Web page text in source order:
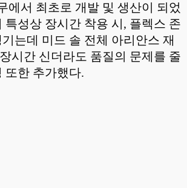
에서 최초로 개발 및 생산이 되었
특성상 장시간 착용 시, 플렉스 존
는데 미드 솔 전체 아리안스 재
시간 신더라도 품질의 문제를 줄
또한 추가했다.